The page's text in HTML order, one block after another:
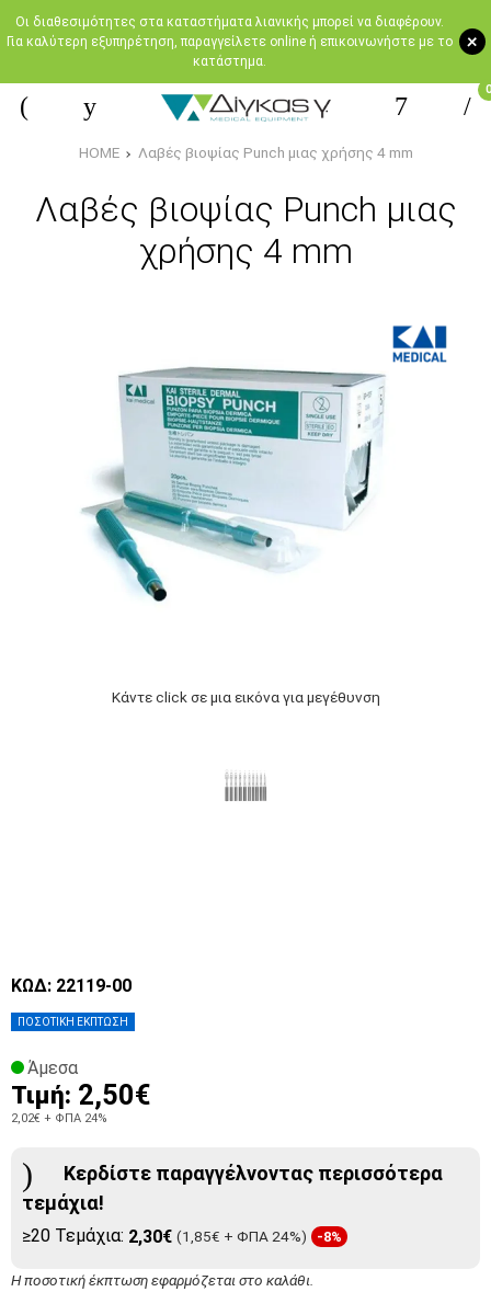
+
Oι διαθεσιμότητες στα καταστήματα λιανικής μπορεί να διαφέρουν.
Για καλύτερη εξυπηρέτηση, παραγγείλετε online ή επικοινωνήστε με το
κατάστημα.
0
HOME Λαβές βιοψίας Punch μιας χρήσης 4 mm
Λαβές βιοψίας Punch μιας
χρήσης 4 mm
Κάντε click σε μια εικόνα για μεγέθυνση
ΠΟΣΟΤΙΚΗ ΕΚΠΤΩΣΗ
ΚΩΔ: 22119-00
Άμεσα
Τιμή: 2,50€
2,02€ + ΦΠΑ 24%
Κερδίστε παραγγέλνοντας περισσότερα
τεμάχια!
≥20 Τεμάχια: 2,30€ (1,85€ + ΦΠΑ 24%) -8%
Η ποσοτική έκπτωση εφαρμόζεται στο καλάθι.